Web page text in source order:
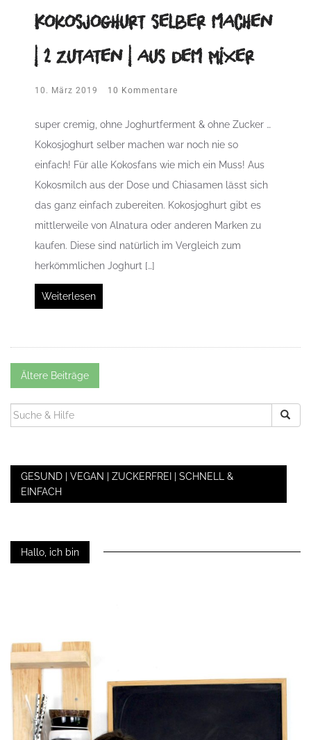
Kokosjoghurt selber machen
| 2 Zutaten | aus dem Mixer
10. März 2019 10 Kommentare
super cremig, ohne Joghurtferment & ohne Zucker …
Kokosjoghurt selber machen war noch nie so
einfach! Für alle Kokosfans wie mich ein Muss! Aus
Kokosmilch aus der Dose und Chiasamen lässt sich
das ganz einfach zubereiten. Kokosjoghurt gibt es
mittlerweile von Alnatura oder anderen Marken zu
kaufen. Diese sind natürlich im Vergleich zum
herkömmlichen Joghurt […]
Weiterlesen
Beitrags-
Navigation
Ältere Beiträge
SUCHEN
NACH:
GESUND | VEGAN | ZUCKERFREI | SCHNELL &
EINFACH
Hallo, ich bin